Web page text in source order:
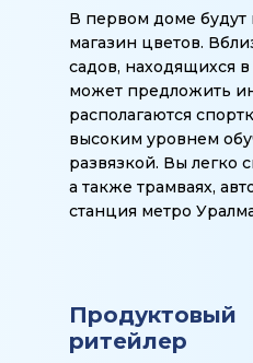
В первом доме будут
магазин цветов.
садов, находящихся в
может предложить
располагаются
высоким уровнем
развязкой. Вы легко
а также трамваях,
станция метро
Продуктовый
ритейлер